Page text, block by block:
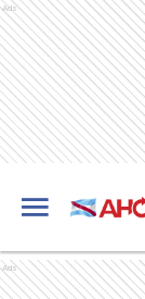
Ads
Ads